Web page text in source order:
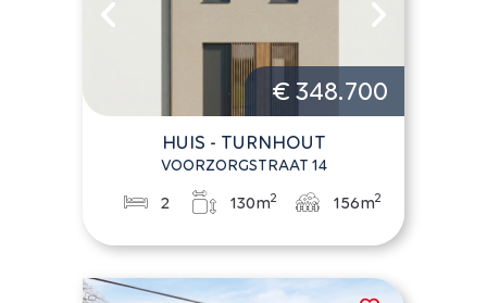
€ 348.700
HUIS - TURNHOUT
VOORZORGSTRAAT 14
2 130m2 156m2